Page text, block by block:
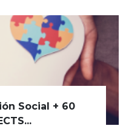
Social + 60